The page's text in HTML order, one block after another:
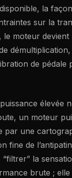
la
sur la
moteur
de pédale
élevée
un moteur
par une
fine de
la
brute ;